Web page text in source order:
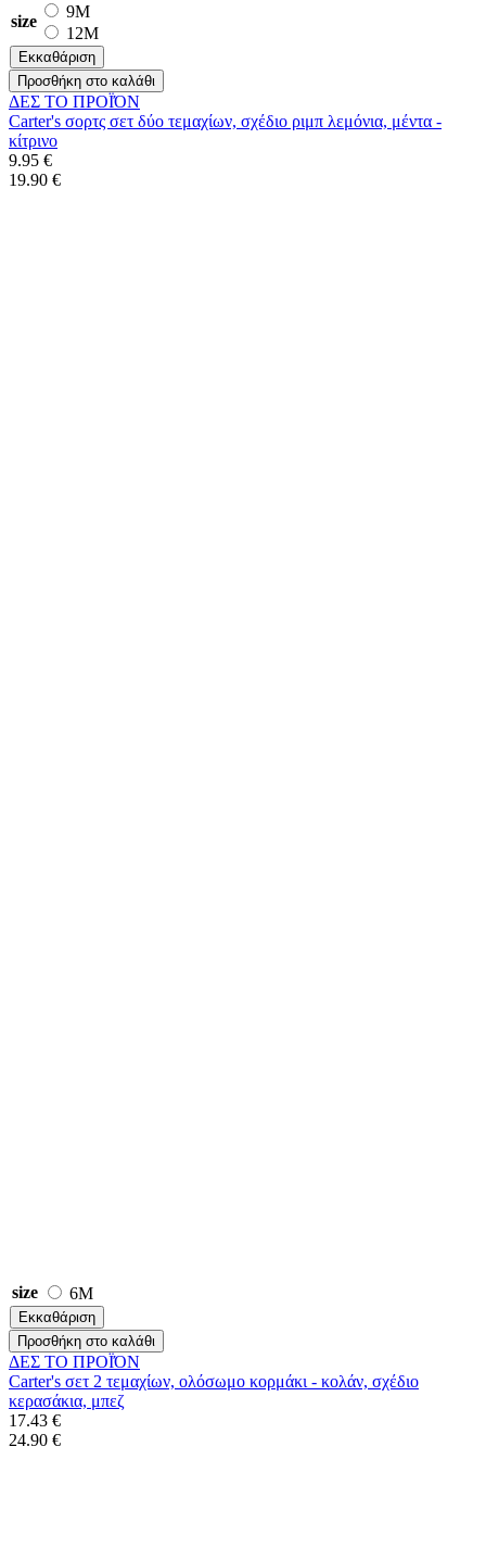
size
9M
12M
Εκκαθάριση
Προσθήκη στο καλάθι
ΔΕΣ ΤO ΠΡΟΪΌΝ
Carter's σορτς σετ δύο τεμαχίων, σχέδιο ριμπ λεμόνια, μέντα -
κίτρινο
9.95 €
19.90 €
size 6M
Εκκαθάριση
Προσθήκη στο καλάθι
ΔΕΣ ΤO ΠΡΟΪΌΝ
Carter's σετ 2 τεμαχίων, ολόσωμο κορμάκι - κολάν, σχέδιο
κερασάκια, μπεζ
17.43 €
24.90 €